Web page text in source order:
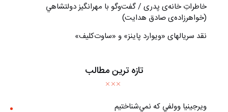
خاطراتِ خانه‌ی پدری / گفت‌وگو با مهرانگيز دولتشاهي
(خواهرزاده‌ی صادق هدايت)
نقد سریالهای «ویوارد پاینز» و «ساوت‌کلیف»
تازه ترین مطالب
ويرجينيا وولفي كه نمي‌شناختيم